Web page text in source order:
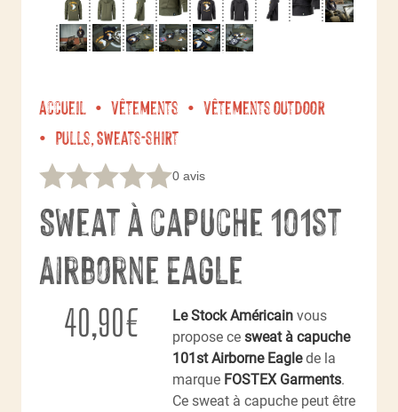
Accueil Vêtements
Vêtements outdoor
Pulls, Sweats-shirt
0 avis
Sweat à capuche 101st
Airborne Eagle
40,90€ Le Stock Américain vous
propose ce sweat à capuche
101st Airborne Eaglede la
marque FOSTEX Garments.
Ce sweat à capuche peut être